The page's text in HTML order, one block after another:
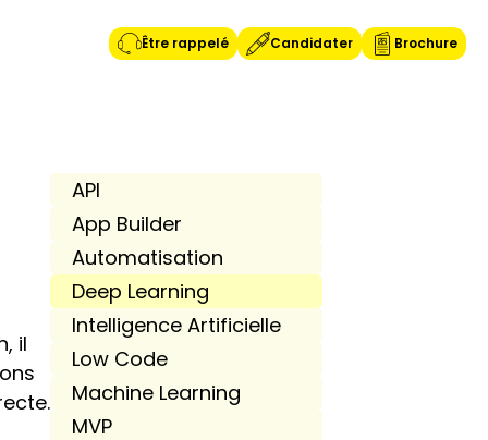
Être rappelé Candidater Brochure
il
API
App Builder
Automatisation
Deep Learning
Intelligence Artificielle
Low Code
Machine Learning
MVP